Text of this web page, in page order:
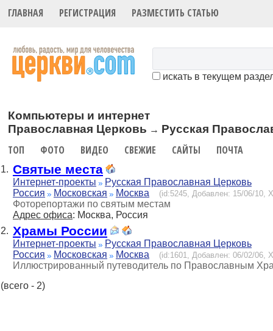
ГЛАВНАЯ РЕГИСТРАЦИЯ РАЗМЕСТИТЬ СТАТЬЮ
искать в текущем
Компьютеры и интернет
Православная Церковь → Русская
ТОП ФОТО ВИДЕО СВЕЖИЕ САЙТЫ ПОЧТА
1. Святые места
Интернет-проекты
Русская Православная Церковь
Россия
Московская Москва (id:5245, Добавлен: 15/06/10,
Фоторепортажи по святым местам
Адрес офиса: Москва, Россия
2. Храмы России
Интернет-проекты
Русская Православная Церковь
Россия
Московская Москва (id:1601, Добавлен: 06/02/06,
Иллюстрированный путеводитель по Православным
(всего - 2)